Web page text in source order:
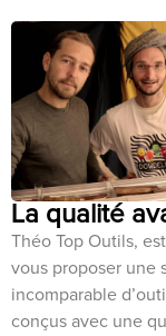
La qualité
Théo Top Outils,
vous proposer une
incomparable
conçus avec une